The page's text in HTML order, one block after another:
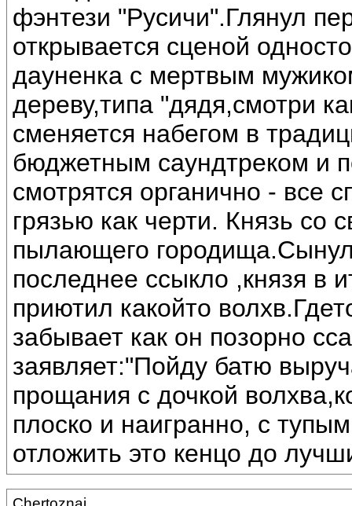
фэнтези "Русичи".Глянул
открывается сценой
дауненка с мертвым
дереву,типа "дядя,смотри
сменяется набегом в
бюджетным саундтреком и
смотрятся органично - все
грязью как черти. Князь со
пылающего
последнее ссыкло ,князя в
приютил какойто
забывает как он позорно
заявляет:"Пойду батю
прощания с дочкой
плоско и наигранно, с
отложить это кенцо до